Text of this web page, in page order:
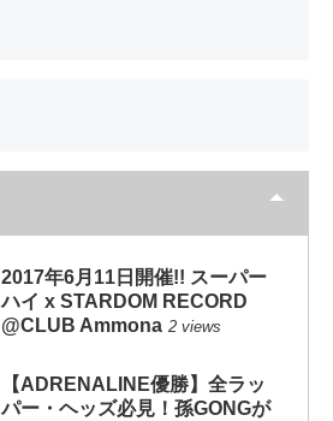
2017年6月11日開催!! スーパー
ハイ x STARDOM RECORD
@CLUB Ammona 2 views
【ADRENALINE優勝】全ラッ
パー・ヘッズ必見！孫GONGが